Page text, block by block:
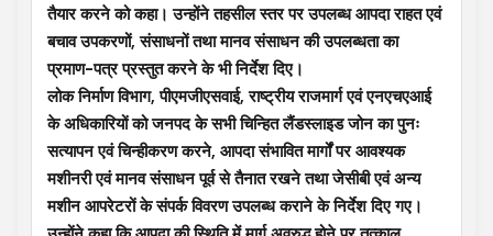
तैयार करने को कहा। उन्होंने तहसील स्तर पर उपलब्ध आपदा राहत एवं
बचाव उपकरणों, संसाधनों तथा मानव संसाधन की उपलब्धता का
प्रमाण-पत्र प्रस्तुत करने के भी निर्देश दिए।
लोक निर्माण विभाग, पीएमजीएसवाई, राष्ट्रीय राजमार्ग एवं एनएचएआई
के अधिकारियों को जनपद के सभी चिन्हित लैंडस्लाइड जोन का पुनः
सत्यापन एवं चिन्हीकरण करने, आपदा संभावित मार्गों पर आवश्यक
मशीनरी एवं मानव संसाधन पूर्व से तैनात रखने तथा जेसीबी एवं अन्य
मशीन आपरेटरों के संपर्क विवरण उपलब्ध कराने के निर्देश दिए गए।